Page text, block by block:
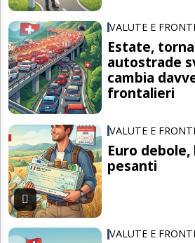
VALUTE E
Estate,
autostrade
cambia
frontalieri
VALUTE E
Euro
pesanti
VALUTE E